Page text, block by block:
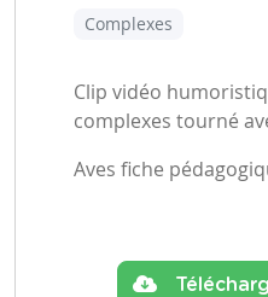
Complexes
Clip vidéo
complexes tourné
Aves fiche